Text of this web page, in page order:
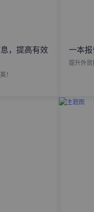
，提高有效
！
一本报
提升外贸